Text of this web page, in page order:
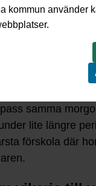
förskolor
februari i år.
samma
lite längre
förskola där
kommun använder